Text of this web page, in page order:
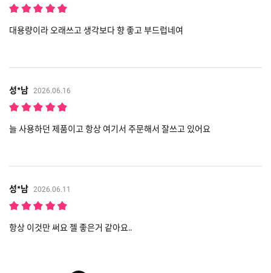
대용량이라 오래쓰고 생각보다 향 좋고 부드럽네여
성*남 2026.06.16
늘 사용하던 제품이고 항상 여기서 주문해서 잘쓰고 있어요
성*남 2026.06.11
항상 이것만 써요 젤 좋은거 같아요..